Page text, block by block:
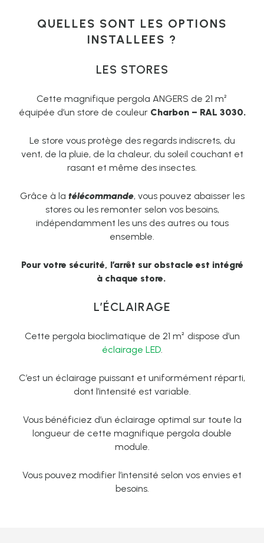
QUELLES SONT LES OPTIONS
INSTALLEES ?
LES STORES
Cette magnifique pergola ANGERS de 21 m²
équipée d’un store de couleurCharbon – RAL 3030.
Le store vous protège des regards indiscrets, du
vent, de la pluie, de la chaleur, du soleil couchant et
rasant et même des insectes.
Grâce à la télécommande, vous pouvez abaisser les
stores ou les remonter selon vos besoins,
indépendamment les uns des autres ou tous
ensemble.
Pour votre sécurité, l’arrêt sur obstacle est intégré
à chaque store.
L’ÉCLAIRAGE
Cette pergola bioclimatique de 21 m² dispose d’un
éclairage LED.
C’est un éclairage puissant et uniformément réparti,
dont l’intensité est variable.
Vous bénéficiez d’un éclairage optimal sur toute la
longueur de cette magnifique pergola double
module.
Vous pouvez modifier l’intensité selon vos envies et
besoins.